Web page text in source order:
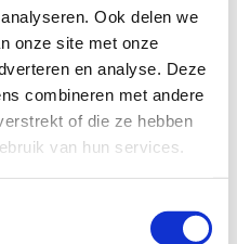
Ook delen we
onze site met onze
en analyse. Deze
combineren met andere
of die ze hebben
van hun services.
De Wilde
proeven onder
de eigen wijnmakers.
door de
van onze